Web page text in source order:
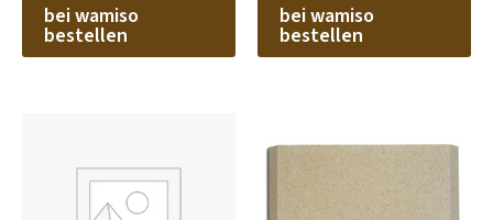
bei wamiso
bestellen
bei wamiso
bestellen